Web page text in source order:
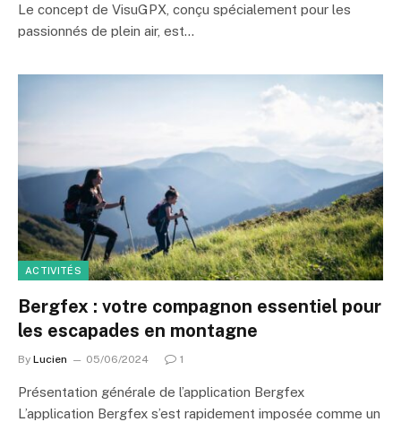
Le concept de VisuGPX, conçu spécialement pour les
passionnés de plein air, est…
ACTIVITÉS
Bergfex : votre compagnon essentiel pour
les escapades en montagne
By Lucien 05/06/2024 1
Présentation générale de l’application Bergfex
L’application Bergfex s’est rapidement imposée comme un